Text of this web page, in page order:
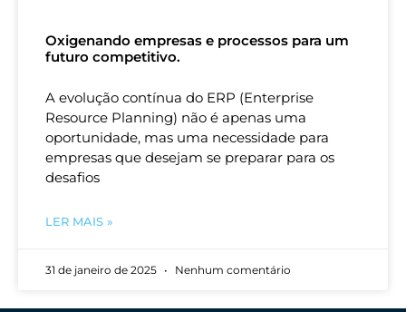
Oxigenando empresas e processos para um
futuro competitivo.
A evolução contínua do ERP (Enterprise
Resource Planning) não é apenas uma
oportunidade, mas uma necessidade para
empresas que desejam se preparar para os
desafios
LER MAIS »
31 de janeiro de 2025 Nenhum comentário